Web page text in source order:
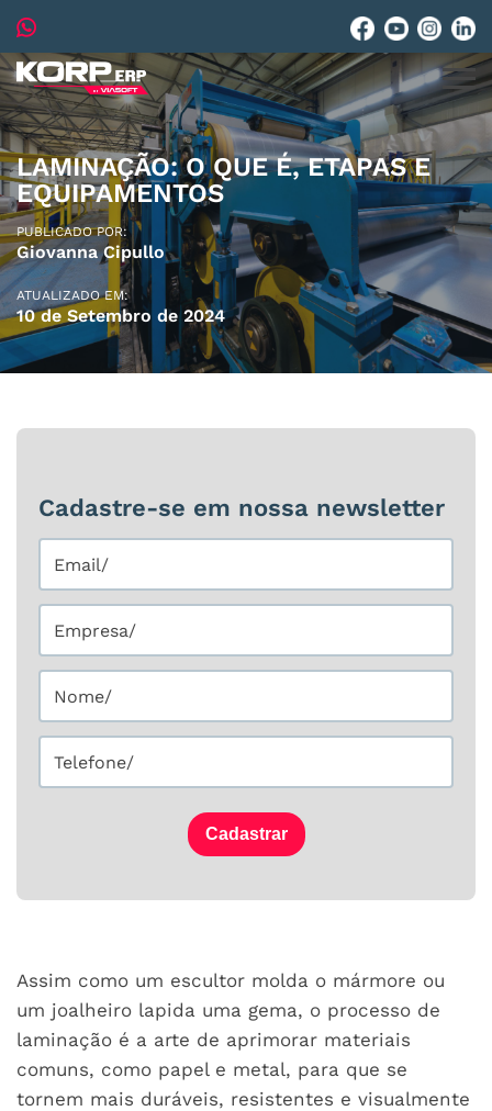
LAMINAÇÃO: O QUE É, ETAPAS E
EQUIPAMENTOS
PUBLICADO POR:
Giovanna Cipullo
ATUALIZADO EM:
10 de Setembro de 2024
Assim como um escultor molda o mármore ou
um joalheiro lapida uma gema, o processo de
laminação é a arte de aprimorar materiais
comuns, como papel e metal, para que se
tornem mais duráveis, resistentes e visualmente
Cadastre-se em nossa newsletter
Cadastrar